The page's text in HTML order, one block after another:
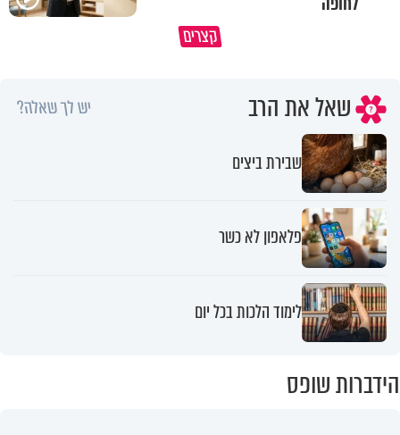
קצרים
תעצרו לפני שאתם מוציאים דיבה על
שאל את הרב יש לך שאלה?
שבירת ביצים
פלאפון לא כשר
לימוד הלכות בכל יום
הידברות שופס